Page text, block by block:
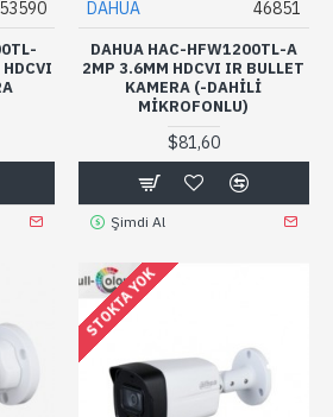
53590 DAHUA 46851
DAHUA HAC-HFW1200TL-A
2MP 3.6MM HDCVI IR BULLET
KAMERA (-DAHILI
MIKROFONLU)
$81,60
Şimdi Al
STOKTA YOK